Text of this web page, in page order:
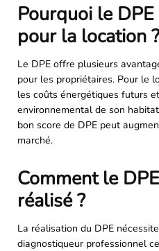
Pourquoi le
pour la location ?
Le DPE offre plusieurs
pour les propriétaires. Pour le
les coûts énergétiques futurs et
environnemental de son
bon score de DPE peut
marché.
Comment le
réalisé ?
La réalisation du DPE
diagnostiqueur professionnel